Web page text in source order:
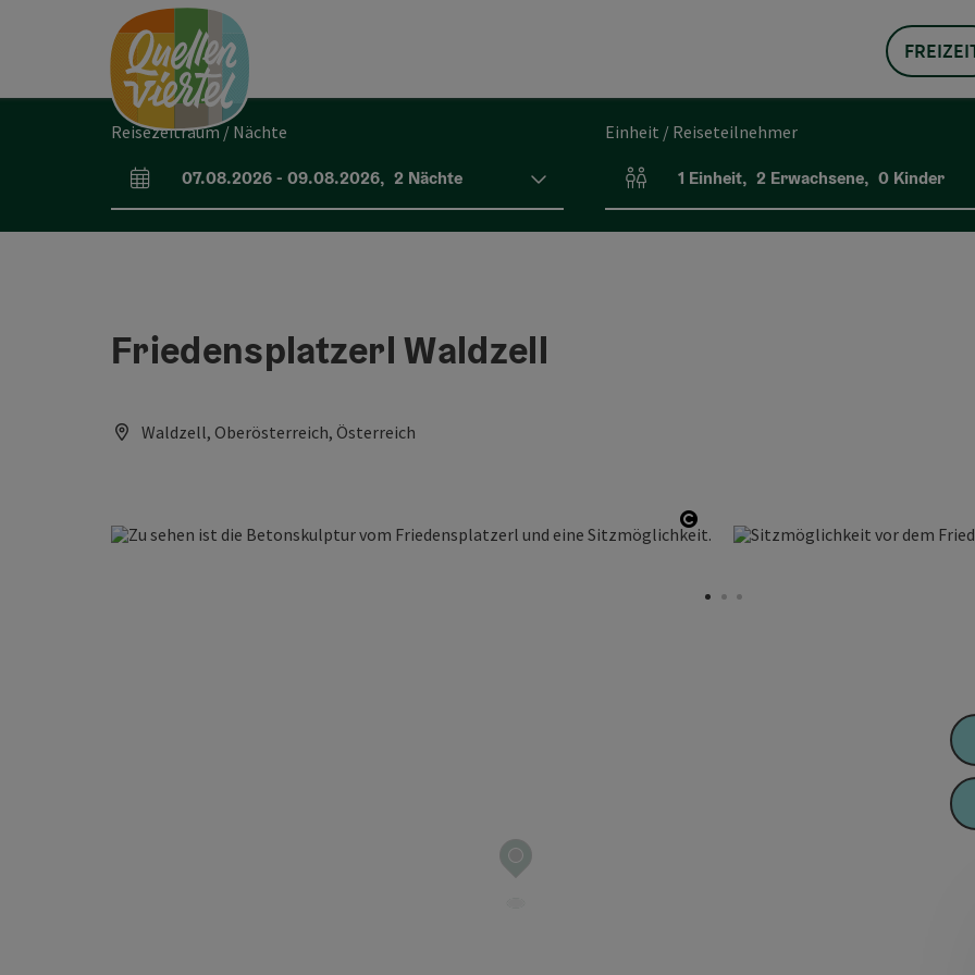
Zum InhaltAccesskey
[0]
Zur NavigationAccesskey
Zum Seitenanfang Accesskey
Reisezeitraum / Nächte
An- und Abreisefelder
07.08.2026- 09.08.2026, 2 Nächte
Einheit / Reiseteilnehmer
Einheitenanzahl und Personenfelder
1 Einheit, 2 Erwachsene, 0 Kinder
Friedensplatzerl Waldzell
Waldzell, Oberösterreich, Österreich
Copyright öffnen